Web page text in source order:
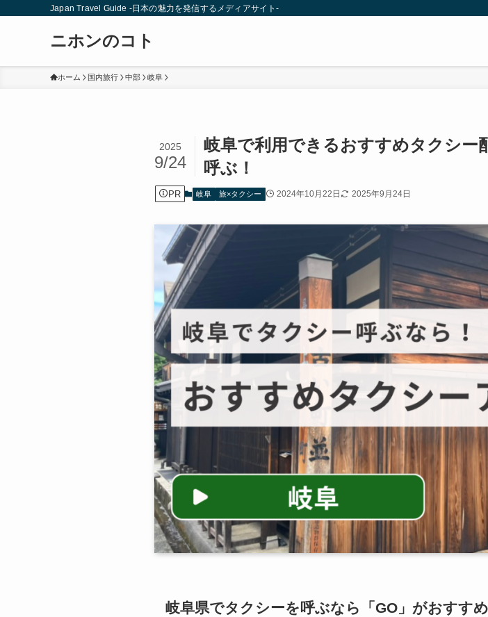
Japan Travel Guide -日本の魅力を発信するメディアサイト-
ニホンのコト
ホーム 国内旅行 中部 岐阜
岐阜で利用できるおすすめタクシー
呼ぶ！
2025
9/24
PR 岐阜 旅×タクシー 2024年10月22日 2025年9月24日
岐阜県でタクシーを呼ぶなら「GO」がおすすめ